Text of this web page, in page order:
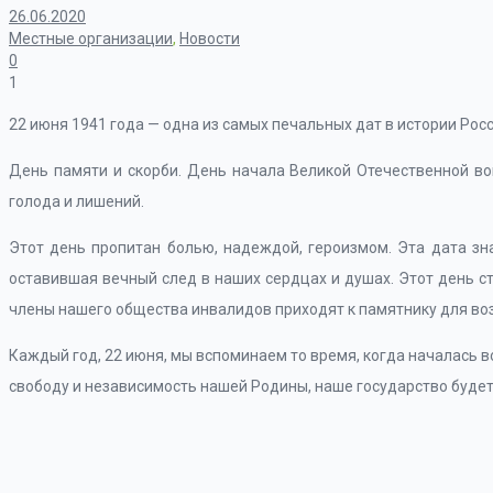
26.06.2020
Местные организации, Новости
0
1
22 июня 1941 года — одна из самых печальных дат в истории
День памяти и скорби. День начала Великой Отечественной
голода и лишений.
Этот день пропитан болью, надеждой, героизмом. Эта дата
оставившая вечный след в наших сердцах и душах. Этот день
члены нашего общества инвалидов приходят к памятнику для
Каждый год, 22 июня, мы вспоминаем то время, когда началась
свободу и независимость нашей Родины, наше государство